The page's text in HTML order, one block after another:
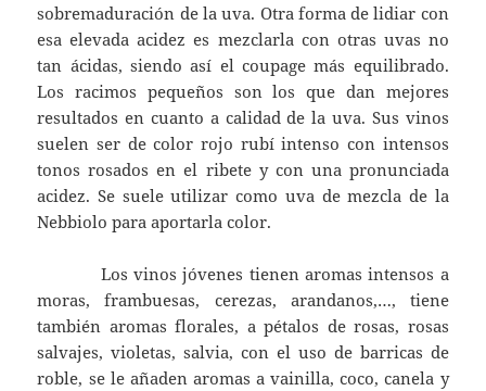
sobremaduración de la uva. Otra forma de lidiar con
esa elevada acidez es mezclarla con otras uvas no
tan ácidas, siendo así el coupage más equilibrado.
Los racimos pequeños son los que dan mejores
resultados en cuanto a calidad de la uva. Sus vinos
suelen ser de color rojo rubí intenso con intensos
tonos rosados en el ribete y con una pronunciada
acidez. Se suele utilizar como uva de mezcla de la
Nebbiolo para aportarla color.
Los vinos jóvenes tienen aromas intensos a
moras, frambuesas, cerezas, arandanos,…, tiene
también aromas florales, a pétalos de rosas, rosas
salvajes, violetas, salvia, con el uso de barricas de
roble, se le añaden aromas a vainilla, coco, canela y